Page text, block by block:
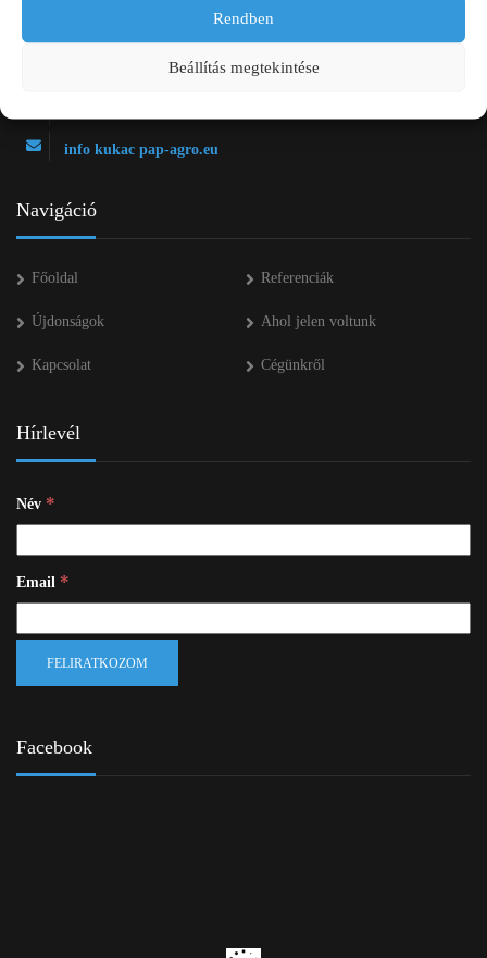
Rendben
Beállítás megtekintése
2750 Nagykőrös Alsójárás d. 1/a
+36 20 334 43 28
info kukac pap-agro.eu
Navigáció
Főoldal Referenciák
Újdonságok Ahol jelen voltunk
Kapcsolat Cégünkről
Hírlevél
Név *
Email *
Facebook